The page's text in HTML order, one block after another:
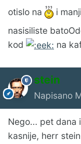
otislo na
i
nasisiliste
kod
na
stein
Napisano
Nego... pet dana
kasnije, herr